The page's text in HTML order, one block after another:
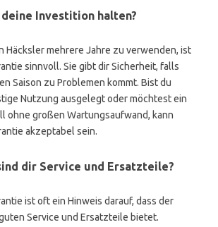
Investition halten?
Häcksler mehrere Jahre zu verwenden, ist
sinnvoll. Sie gibt dir Sicherheit, falls
Saison zu Problemen kommt. Bist du
Nutzung ausgelegt oder möchtest ein
ohne großen Wartungsaufwand, kann
akzeptabel sein.
dir Service und Ersatzteile?
ist oft ein Hinweis darauf, dass der
Service und Ersatzteile bietet.